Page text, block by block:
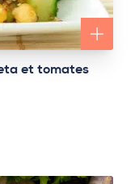
et tomates